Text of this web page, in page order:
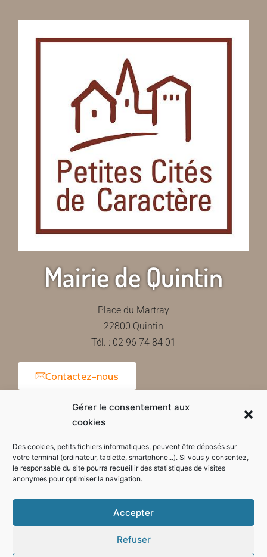
Gérer le consentement aux
cookies
Des cookies, petits fichiers informatiques, peuvent être déposés sur
votre terminal (ordinateur, tablette, smartphone...). Si vous y consentez,
le responsable du site pourra recueillir des statistiques de visites
anonymes pour optimiser la navigation.
Accepter
Refuser
Mairie de Quintin
Place du Martray
22800 Quintin
Tél. : 02 96 74 84 01
Contactez-nous
Horaires d'ouverture de la mairie